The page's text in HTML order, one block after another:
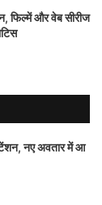
फिल्में और वेब सीरीज
नए अवतार में आ